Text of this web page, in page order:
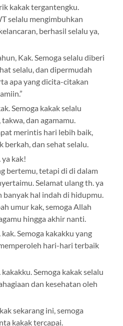
kakak tergantengku.
selalu mengimbuhkan
berhasil selalu ya,
Kak. Semoga selalu diberi
selalu, dan dipermudah
apa yang dicita-citakan
Semoga kakak selalu
dan agamamu.
merintis hari lebih baik,
berkah, dan sehat selalu.
kak!
bertemu, tetapi di di dalam
Selamat ulang th. ya
banyak hal indah di hidupmu.
umur kak, semoga Allah
hingga akhir nanti.
Semoga kakakku yang
hari-hari terbaik
Semoga kakak selalu
dan kesehatan oleh
sekarang ini, semoga
kakak tercapai.